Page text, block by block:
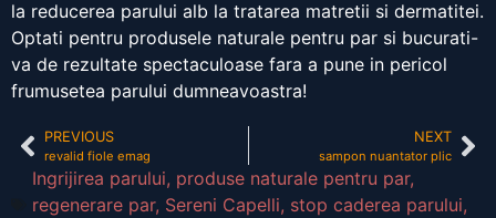
la reducerea parului alb la tratarea matretii si dermatitei.
Optati pentru produsele naturale pentru par si bucurati-
va de rezultate spectaculoase fara a pune in pericol
frumusetea parului dumneavoastra!
PREVIOUS
revalid fiole emag
NEXT
sampon nuantator plic
Ingrijirea parului, produse naturale pentru par,
regenerare par, Sereni Capelli, stop caderea parului,